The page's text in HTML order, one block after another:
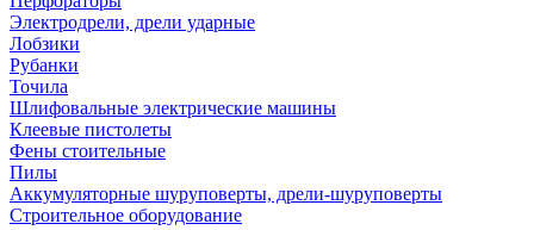
Электродрели, дрели ударные
Лобзики
Рубанки
Точила
Шлифовальные электрические машины
Клеевые пистолеты
Фены стоительные
Пилы
Аккумуляторные шуруповерты, дрели-шуруповерты
Строительное оборудование